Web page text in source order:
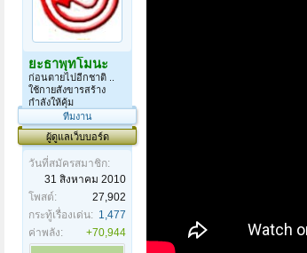
ยะธาพุทโมนะ
ก่อนตายไปอีกชาติ ..
ใช้กายสังขารสร้าง
กำลังให้คุ้ม
ทีมงาน
ผู้ดูแลเว็บบอร์ด
วันที่สมัครสมาชิก:
31 สิงหาคม 2010
โพสต์:
27,902
กระทู้เรื่องเด่น: 1,477
ค่าพลัง:
+70,944